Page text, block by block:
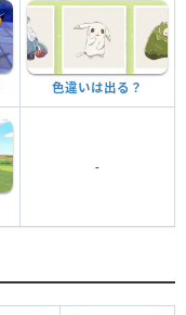
色違いは出る？
-